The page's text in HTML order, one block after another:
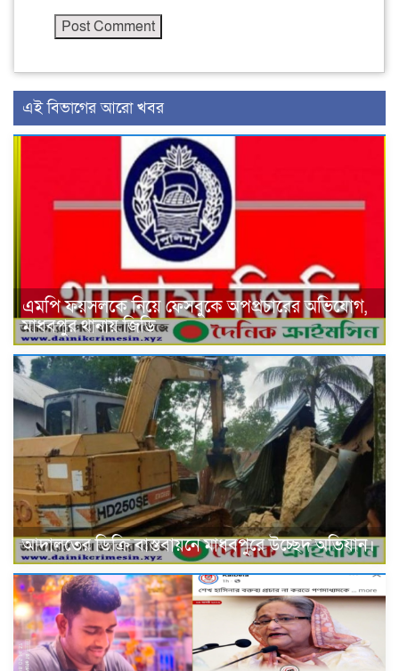
এই বিভাগের আরো খবর
এমপি ফয়সলকে নিয়ে ফেসবুকে অপপ্রচারের অভিযোগ,
মাধবপুর থানায় জিডি
আদালতের ডিক্রি বাস্তবায়নে মাধবপুরে উচ্ছেদ অভিযান।